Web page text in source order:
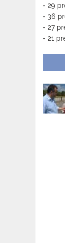
⁃ 29
⁃ 36
⁃ 27
⁃ 21